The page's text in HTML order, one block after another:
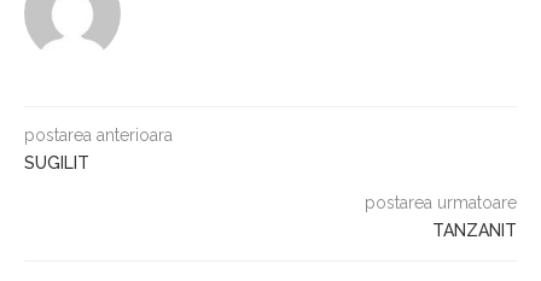
postarea anterioara
SUGILIT
postarea urmatoare
TANZANIT